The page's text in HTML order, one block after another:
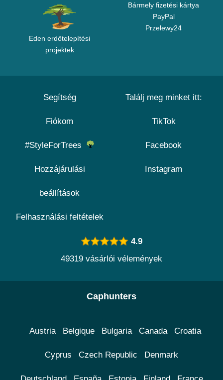
Eden erdőtelepítési
projektek
Bármely fizetési kártya
PayPal
Przelewy24
Segítség
Fiókom
#StyleForTrees
Hozzájárulási
beállítások
Felhasználási feltételek
Találj meg minket itt:
TikTok
Facebook
Instagram
4.9
49319 vásárlói vélemények
Caphunters
Austria Belgique Bulgaria Canada Croatia
Cyprus Czech Republic Denmark